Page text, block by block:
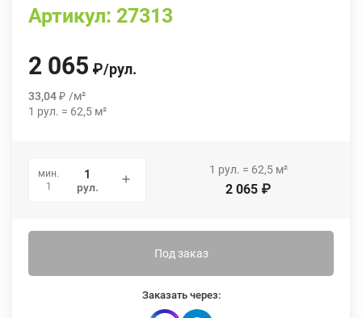
Артикул: 27313
2 065 ₽/рул.
33,04₽ /м²
1 рул. = 62,5 м²
мин.
1
рул.
1 рул. = 62,5 м²
2 065 ₽
Под заказ
Заказать через: